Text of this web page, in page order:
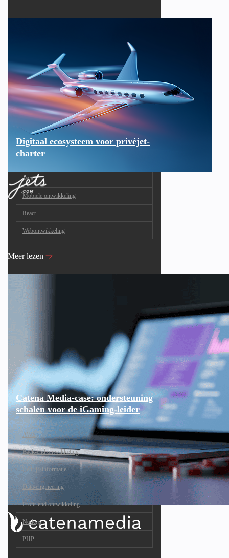
Digitaal ecosysteem voor privéjet-
charter
Java
Mobiele ontwikkeling
React
Webontwikkeling
Meer lezen
Catena Media-case: ondersteuning
schalen voor de iGaming-leider
AWS
Back-end ontwikkeling
Bedrijfsinformatie
Data-engineering
Front-end ontwikkeling
Node.js
PHP